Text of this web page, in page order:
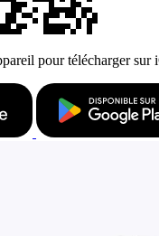
pour télécharger